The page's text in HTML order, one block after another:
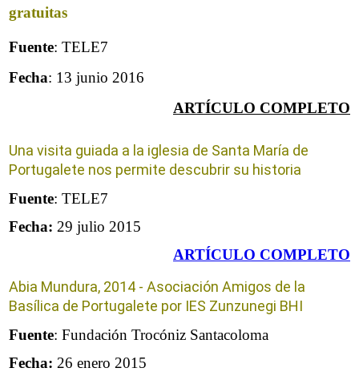
gratuitas
Fuente: TELE7
Fecha: 13 junio 2016
ARTÍCULO COMPLETO
Una visita guiada a la iglesia de Santa María de
Portugalete nos permite descubrir su historia
Fuente: TELE7
Fecha: 29 julio 2015
ARTÍCULO COMPLETO
Abia Mundura, 2014 - Asociación Amigos de la
Basílica de Portugalete por IES Zunzunegi BHI
Fuente: Fundación Trocóniz Santacoloma
Fecha: 26 enero 2015